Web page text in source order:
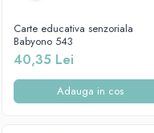
Carte educativa senzoriala
Babyono 543
40,35 Lei
Adauga in cos